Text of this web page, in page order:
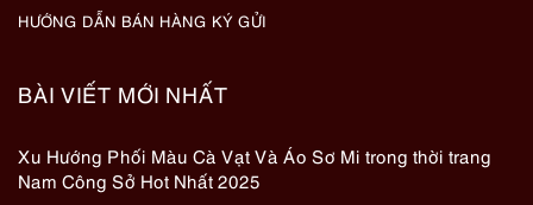
HƯỚNG DẪN BÁN HÀNG KÝ GỬI
BÀI VIẾT MỚI NHẤT
Xu Hướng Phối Màu Cà Vạt Và Áo Sơ Mi trong thời trang
Nam Công Sở Hot Nhất 2025